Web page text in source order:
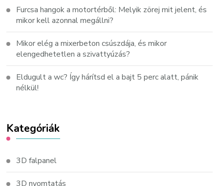
Furcsa hangok a motortérből: Melyik zörej mit jelent, és
mikor kell azonnal megállni?
Mikor elég a mixerbeton csúszdája, és mikor
elengedhetetlen a szivattyúzás?
Eldugult a wc? Így hárítsd el a bajt 5 perc alatt, pánik
nélkül!
Kategóriák
3D falpanel
3D nyomtatás